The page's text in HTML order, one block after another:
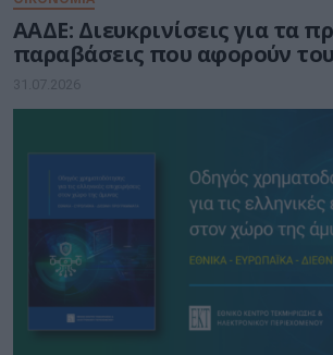
ΑΑΔΕ: Διευκρινίσεις για τα
παραβάσεις που αφορούν
31.07.2026